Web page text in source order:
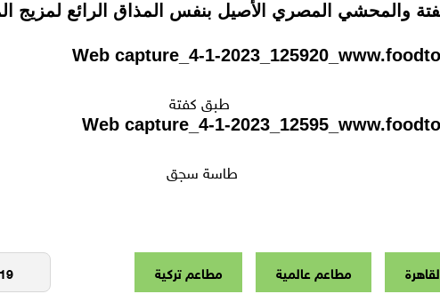
والمحشي المصري الأصيل بنفس المذاق الرائع لمزيج
طبق كفتة
طاسة سجق
مطاعم عالمية مطاعم تركية